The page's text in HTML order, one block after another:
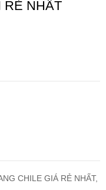
RẺ NHẤT
CHILE GIÁ RẺ NHẤT,